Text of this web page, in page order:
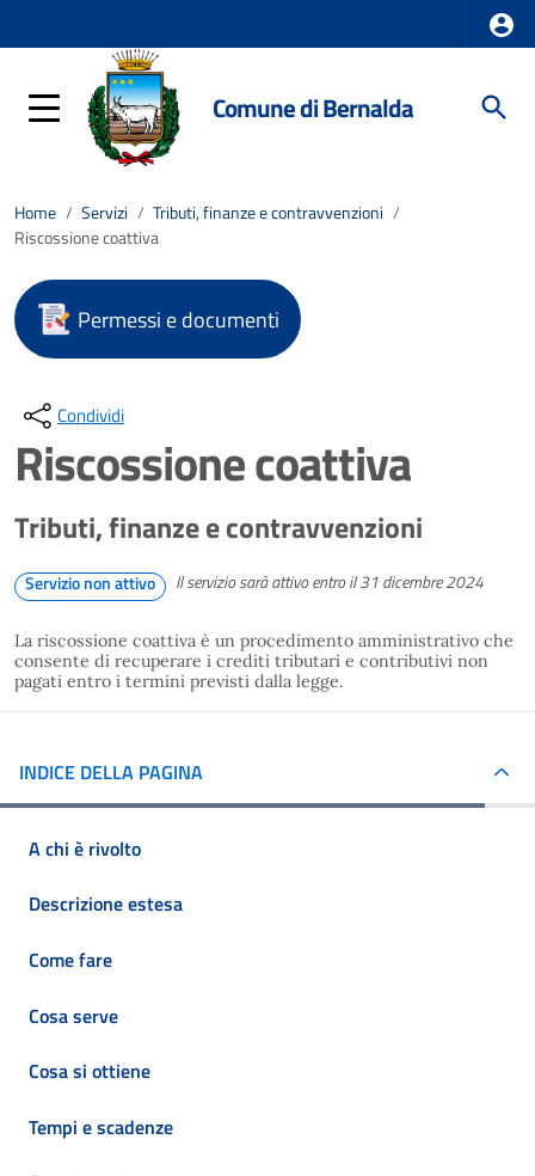
Comune di Bernalda
Home / Servizi / Tributi, finanze e contravvenzioni /
Riscossione coattiva
Permessi e documenti
Condividi
Riscossione coattiva
Tributi, finanze e contravvenzioni
Servizio non attivo Il servizio sarà attivo entro il 31 dicembre 2024
La riscossione coattiva è un procedimento amministrativo che
consente di recuperare i crediti tributari e contributivi non
pagati entro i termini previsti dalla legge.
INDICE DELLA PAGINA
A chi è rivolto
Descrizione estesa
Come fare
Cosa serve
Cosa si ottiene
Tempi e scadenze